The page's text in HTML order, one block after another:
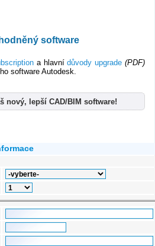
software
a hlavnídůvody upgrade (PDF)
software Autodesk.
nový, lepší CAD/BIM software!